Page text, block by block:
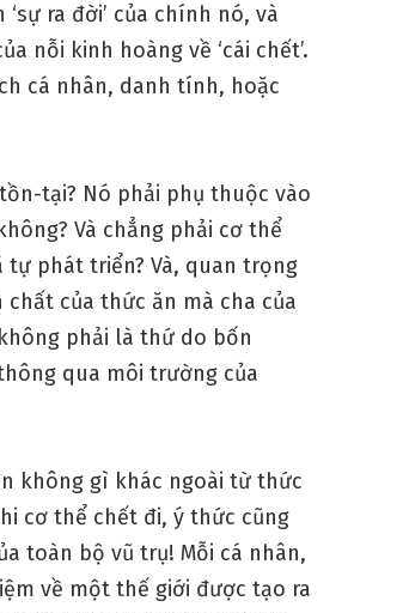
ra đời’ của chính nó, và
nỗi kinh hoàng về ‘cái chết’.
cá nhân, danh tính, hoặc
tại? Nó phải phụ thuộc vào
Và chẳng phải cơ thể
phát triển? Và, quan trọng
của thức ăn mà cha của
phải là thứ do bốn
qua môi trường của
không gì khác ngoài từ thức
cơ thể chết đi, ý thức cũng
toàn bộ vũ trụ! Mỗi cá nhân,
về một thế giới được tạo ra